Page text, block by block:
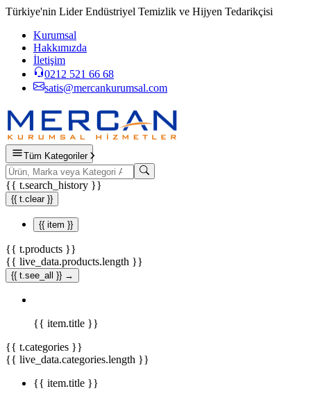
Türkiye'nin Lider Endüstriyel Temizlik ve Hijyen Tedarikçisi
Kurumsal
Hakkımızda
İletişim
0212 521 66 68
satis@mercankurumsal.com
Tüm Kategoriler
{{ t.search_history }}
{{ t.clear }}
{{ item }}
{{ t.products }}
{{ live_data.products.length }}
{{ t.see_all }} →
{{ item.title }}
{{ t.categories }}
{{ live_data.categories.length }}
{{ item.title }}